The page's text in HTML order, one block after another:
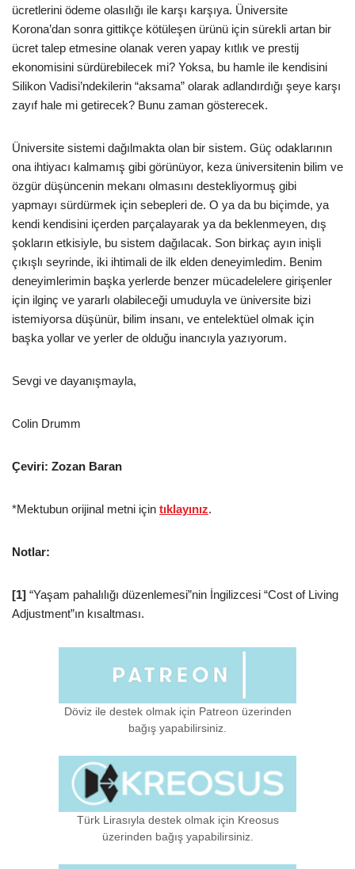
ücretlerini ödeme olasılığı ile karşı karşıya. Üniversite
Korona’dan sonra gittikçe kötüleşen ürünü için sürekli artan bir
ücret talep etmesine olanak veren yapay kıtlık ve prestij
ekonomisini sürdürebilecek mi? Yoksa, bu hamle ile kendisini
Silikon Vadisi’ndekilerin “aksama” olarak adlandırdığı şeye karşı
zayıf hale mi getirecek? Bunu zaman gösterecek.
Üniversite sistemi dağılmakta olan bir sistem. Güç odaklarının
ona ihtiyacı kalmamış gibi görünüyor, keza üniversitenin bilim ve
özgür düşüncenin mekanı olmasını destekliyormuş gibi
yapmayı sürdürmek için sebepleri de. O ya da bu biçimde, ya
kendi kendisini içerden parçalayarak ya da beklenmeyen, dış
şokların etkisiyle, bu sistem dağılacak. Son birkaç ayın inişli
çıkışlı seyrinde, iki ihtimali de ilk elden deneyimledim. Benim
deneyimlerimin başka yerlerde benzer mücadelelere girişenler
için ilginç ve yararlı olabileceği umuduyla ve üniversite bizi
istemiyorsa düşünür, bilim insanı, ve entelektüel olmak için
başka yollar ve yerler de olduğu inancıyla yazıyorum.
Sevgi ve dayanışmayla,
Colin Drumm
Çeviri: Zozan Baran
*Mektubun orijinal metni için tıklayınız.
Notlar:
[1] “Yaşam pahalılığı düzenlemesi”nin İngilizcesi “Cost of Living
Adjustment”ın kısaltması.
Döviz ile destek olmak için Patreon üzerinden
bağış yapabilirsiniz.
Türk Lirasıyla destek olmak için Kreosus
üzerinden bağış yapabilirsiniz.